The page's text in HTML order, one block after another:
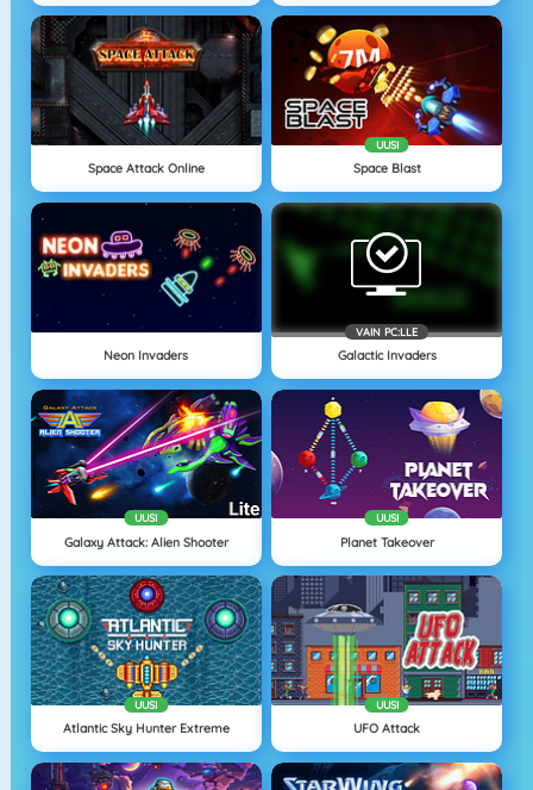
Space Attack Online
UUSI
Space Blast
Neon Invaders
VAIN PC:LLE
Galactic Invaders
UUSI
Galaxy Attack: Alien Shooter
UUSI
Planet Takeover
UUSI
Atlantic Sky Hunter Extreme
UUSI
UFO Attack